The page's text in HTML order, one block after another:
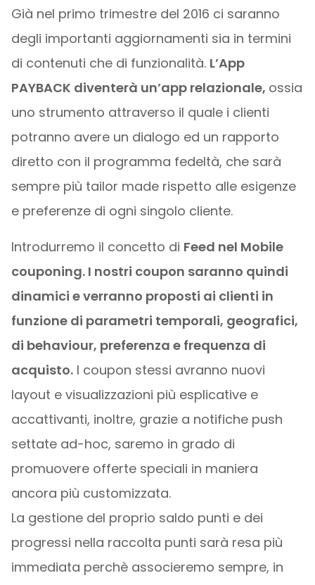
Già nel primo trimestre del 2016 ci saranno
degli importanti aggiornamenti sia in termini
di contenuti che di funzionalità. L’App
PAYBACK diventerà un’app relazionale, ossia
uno strumento attraverso il quale i clienti
potranno avere un dialogo ed un rapporto
diretto con il programma fedeltà, che sarà
sempre più tailor made rispetto alle esigenze
e preferenze di ogni singolo cliente.
Introdurremo il concetto di Feed nel Mobile
couponing. I nostri coupon saranno quindi
dinamici e verranno proposti ai clienti in
funzione di parametri temporali, geografici,
di behaviour, preferenza e frequenza di
acquisto.I coupon stessi avranno nuovi
layout e visualizzazioni più esplicative e
accattivanti, inoltre, grazie a notifiche push
settate ad-hoc, saremo in grado di
promuovere offerte speciali in maniera
ancora più customizzata.
La gestione del proprio saldo punti e dei
progressi nella raccolta punti sarà resa più
immediata perchè associeremo sempre, in